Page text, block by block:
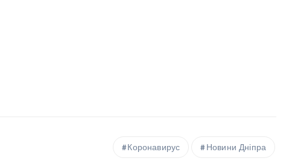
Коронавирус Новини Дніпра